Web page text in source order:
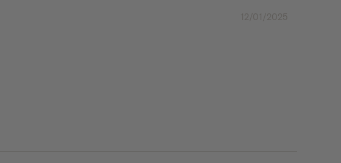
12/01/2025